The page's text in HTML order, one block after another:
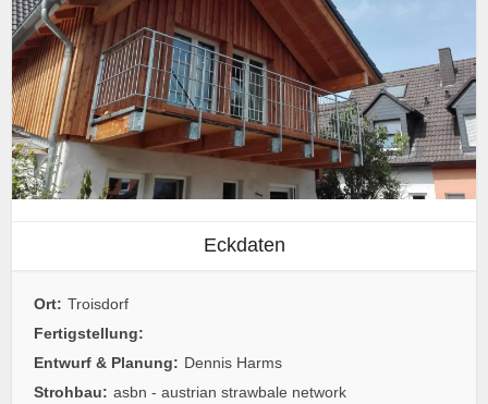
Eckdaten
Ort: Troisdorf
Fertigstellung:
Entwurf & Planung: Dennis Harms
Strohbau: asbn - austrian strawbale network